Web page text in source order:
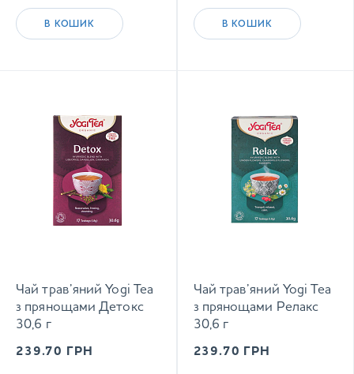
В КОШИК В КОШИК
Чай трав’яний Yogi Tea
з прянощами Детокс
30,6 г
239.70 ГРН
Чай трав’яний Yogi Tea
з прянощами Релакс
30,6 г
239.70 ГРН